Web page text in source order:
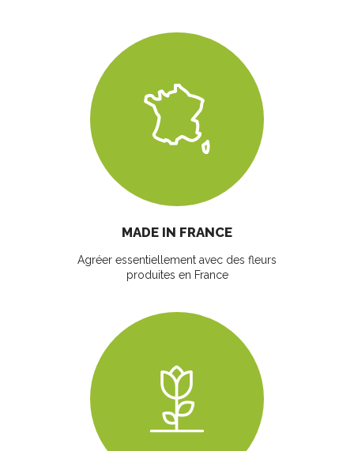
MADE IN FRANCE
Agréer essentiellement avec des fleurs
produites en France